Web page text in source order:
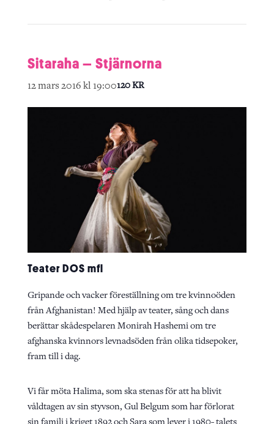
Sitaraha – Stjärnorna
12 mars 2016 kl 19:00120 KR
Teater DOS mfl
Gripande och vacker föreställning om tre kvinnoöden
från Afghanistan! Med hjälp av teater, sång och dans
berättar skådespelaren Monirah Hashemi om tre
afghanska kvinnors levnadsöden från olika tidsepoker,
fram till i dag.
Vi får möta Halima, som ska stenas för att ha blivit
våldtagen av sin styvson, Gul Belgum som har förlorat